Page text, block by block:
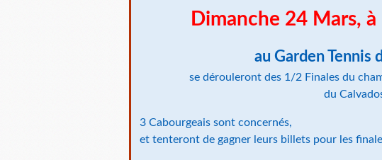
Dimanche 24 Mars,
au Garden Tennis
se dérouleront des 1/2 Finales du
du
3 Cabourgeais sont concernés,
et tenteront de gagner leurs billets pour les